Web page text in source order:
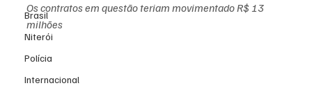
Brasil
Niterói
Polícia
Internacional
Os contratos em questão teriam movimentado R$ 13
milhões